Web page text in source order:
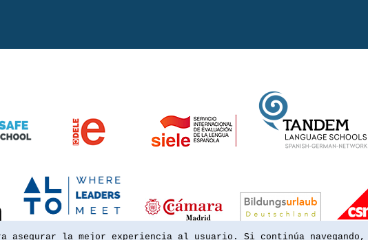
la mejor experiencia al usuario. Si continúa navegando,